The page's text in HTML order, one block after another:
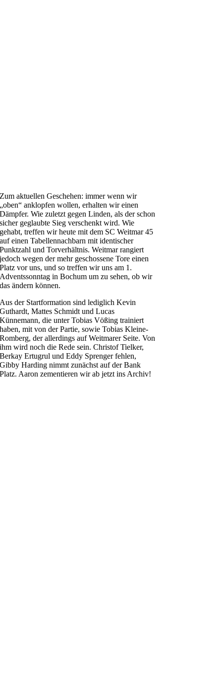
Zum aktuellen Geschehen: immer wenn wir
„oben“ anklopfen wollen, erhalten wir einen
Dämpfer. Wie zuletzt gegen Linden, als der schon
sicher geglaubte Sieg verschenkt wird. Wie
gehabt, treffen wir heute mit dem SC Weitmar 45
auf einen Tabellennachbarn mit identischer
Punktzahl und Torverhältnis. Weitmar rangiert
jedoch wegen der mehr geschossene Tore einen
Platz vor uns, und so treffen wir uns am 1.
Adventssonntag in Bochum um zu sehen, ob wir
das ändern können.
Aus der Startformation sind lediglich Kevin
Guthardt, Mattes Schmidt und Lucas
Künnemann, die unter Tobias Vößing trainiert
haben, mit von der Partie, sowie Tobias Kleine-
Romberg, der allerdings auf Weitmarer Seite. Von
ihm wird noch die Rede sein. Christof Tielker,
Berkay Ertugrul und Eddy Sprenger fehlen,
Gibby Harding nimmt zunächst auf der Bank
Platz. Aaron zementieren wir ab jetzt ins Archiv!